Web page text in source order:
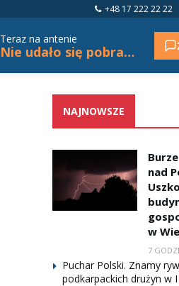
+48 17 222 22 22
Teraz na antenie
Nie udało się pobrać tytułu.
NAJNOWSZE
Burze
nad
w
7
Puchar Polski. Znamy
podkarpackich drużyn w